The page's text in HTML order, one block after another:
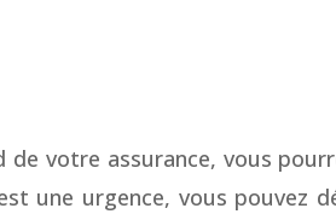
de votre assurance, vous
une urgence, vous pouvez